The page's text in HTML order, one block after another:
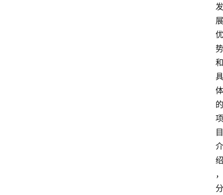
发
展
优
势
和
具
体
的
项
目
介
绍
，
分